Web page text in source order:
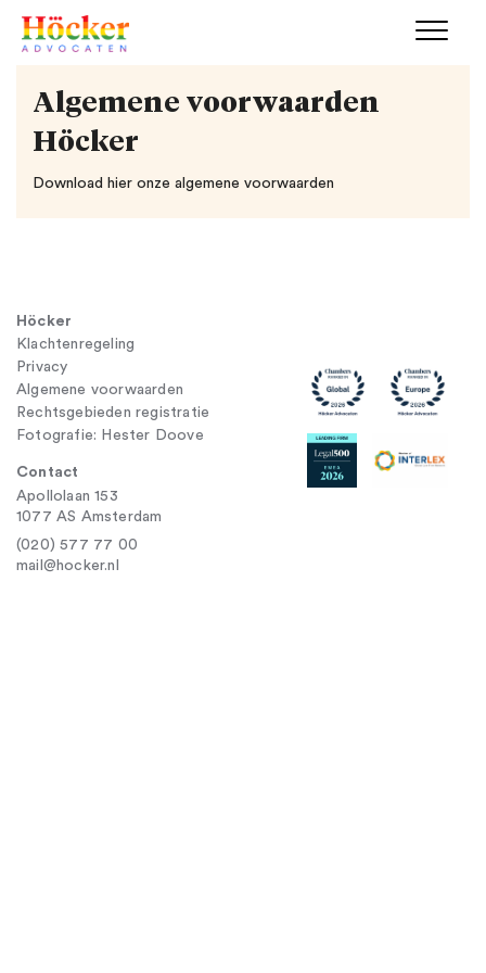
Algemene voorwaarden
Höcker
Download hier onze algemene voorwaarden
Höcker
Klachtenregeling
Privacy
Algemene voorwaarden
Rechtsgebieden registratie
Fotografie: Hester Doove
Contact
Apollolaan 153
1077 AS Amsterdam
(020) 577 77 00
mail@hocker.nl